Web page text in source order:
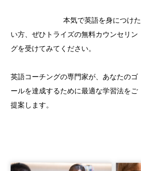
本気で英語を身につけた
い方、ぜひトライズの無料カウンセリン
グを受けてみてください。
英語コーチングの専門家が、あなたのゴ
ールを達成するために最適な学習法をご
提案します。